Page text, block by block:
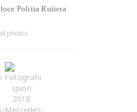
Politia Rutiera
photos